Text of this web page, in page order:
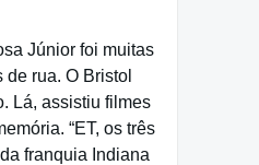
Júnior foi muitas
rua. O Bristol
Lá, assistiu filmes
“ET, os três
franquia Indiana